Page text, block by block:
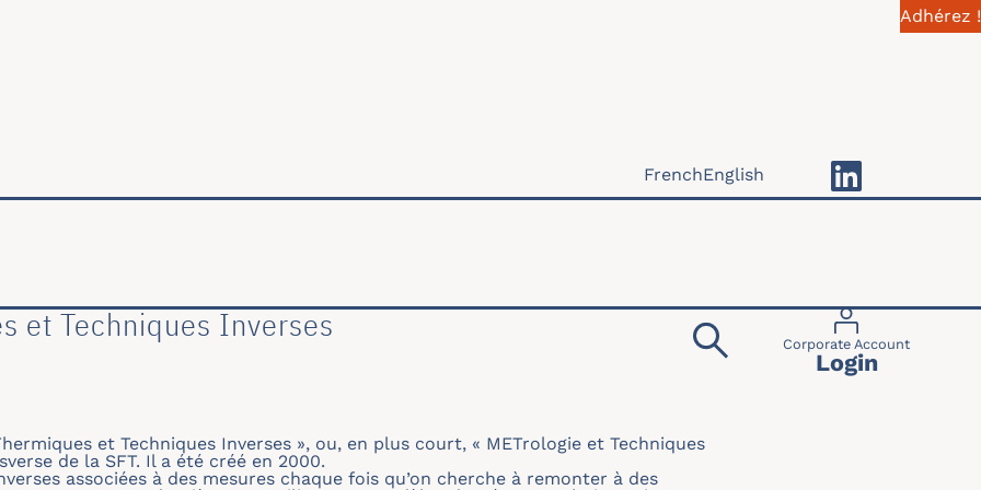
Adhérez !
Menu du
Corporate Account
Login
FrenchEnglish
et Techniques Inverses
et Techniques Inverses », ou, en plus court, « METrologie et Techniques
de la SFT. Il a été créé en 2000.
associées à des mesures chaque fois qu’on cherche à remonter à des